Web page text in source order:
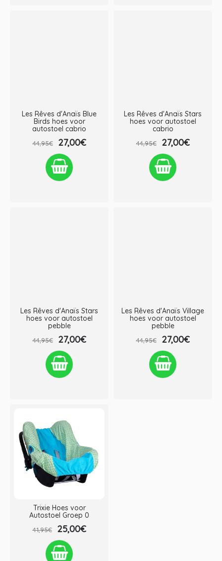
Les Rêves d'Anaïs Blue
Birds hoes voor
autostoel cabrio
44,95€ 27,00€
Les Rêves d'Anaïs Stars
hoes voor autostoel
cabrio
44,95€ 27,00€
Les Rêves d'Anaïs Stars
hoes voor autostoel
pebble
44,95€ 27,00€
Les Rêves d'Anaïs Village
hoes voor autostoel
pebble
44,95€ 27,00€
Trixie Hoes voor
Autostoel Groep 0
41,95€ 25,00€